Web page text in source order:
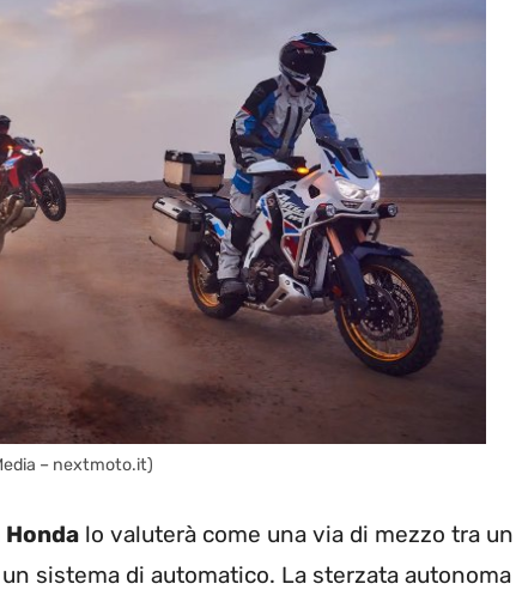
– nextmoto.it)
Honda lo valuterà come una via di mezzo tra un
sistema di automatico. La sterzata autonoma